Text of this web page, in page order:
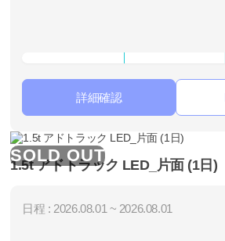
詳細確認
SOLD OUT
1.5t アドトラック LED_片面 (1日)
日程 : 2026.08.01 ~ 2026.08.01